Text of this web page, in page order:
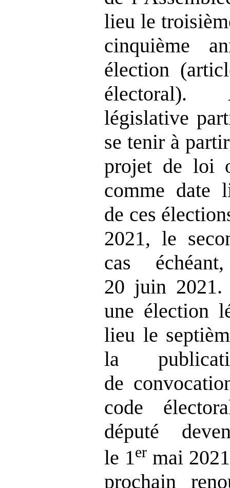
lieu le
cinquième
élection
électoral).
législative
se tenir à
projet de loi
comme date
de ces
2021, le
cas
20 juin 2021.
une élection
lieu le
la
de
code
député
le 1er mai
prochain